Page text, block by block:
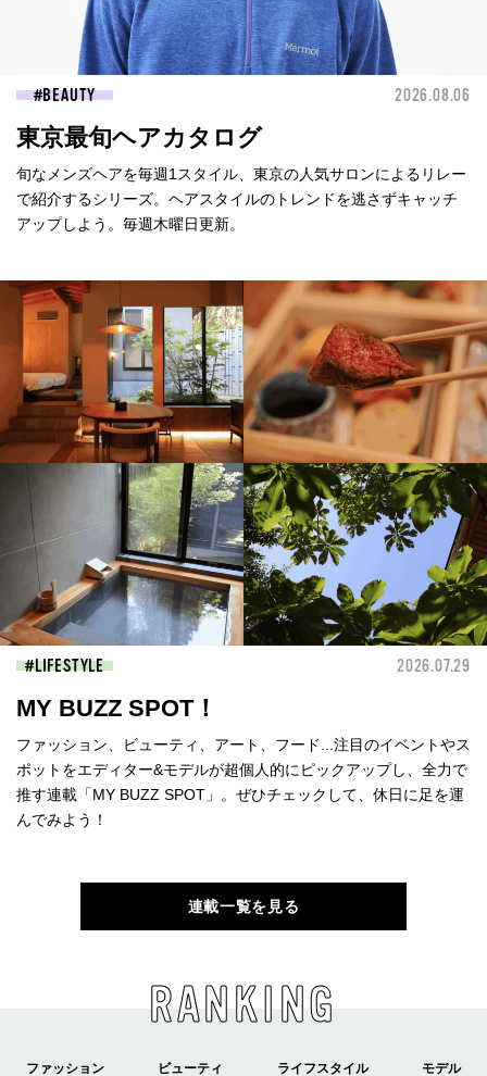
BEAUTY 2026.08.06
東京最旬ヘアカタログ
旬なメンズヘアを毎週1スタイル、東京の人気サロンによるリレー
で紹介するシリーズ。ヘアスタイルのトレンドを逃さずキャッチ
アップしよう。毎週木曜日更新。
LIFESTYLE 2026.07.29
MY BUZZ SPOT！
ファッション、ビューティ、アート、フード...注目のイベントやス
ポットをエディター&モデルが超個人的にピックアップし、全力で
推す連載「MY BUZZ SPOT」。ぜひチェックして、休日に足を運
んでみよう！
連載一覧を見る
RANKING